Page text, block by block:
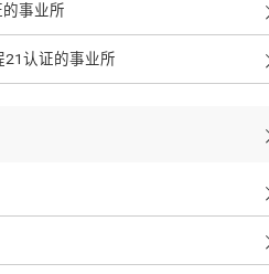
事业所
认证的事业所